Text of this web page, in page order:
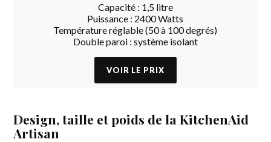
Capacité : 1,5 litre
Puissance : 2400 Watts
Température réglable (50 à 100 degrés)
Double paroi : système isolant
Design, taille et poids de la KitchenAid
Artisan